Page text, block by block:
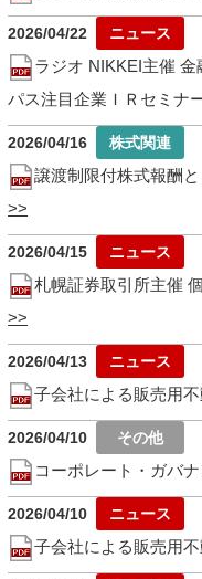
2026/04/22
ラジオ NIKKEI主催
パス注目企業ＩＲセミナ
2026/04/16
譲渡制限付株式報酬
2026/04/15
札幌証券取引所主催
2026/04/13
子会社による販売用
2026/04/10
コーポレート・ガバ
2026/04/10
子会社による販売用